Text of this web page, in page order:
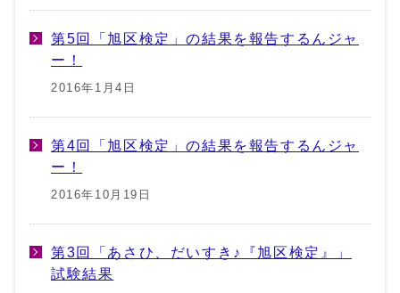
第5回「旭区検定」の結果を報告するんジャ
ー！
2016年1月4日
第4回「旭区検定」の結果を報告するんジャ
ー！
2016年10月19日
第3回「あさひ、だいすき♪『旭区検定』」
試験結果